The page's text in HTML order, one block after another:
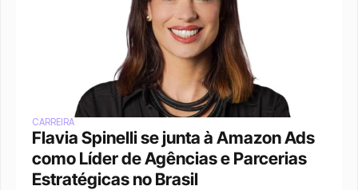
CARREIRA
Flavia Spinelli se junta à Amazon Ads
como Líder de Agências e Parcerias
Estratégicas no Brasil